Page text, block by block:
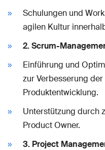
Schulungen und
agilen Kultur
2. Scrum-
Einführung und
zur Verbesserung
Produktentwicklung.
Unterstützung durch
Product Owner.
3. Project